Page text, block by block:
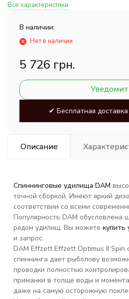
Все характеристики
В наличии:
Нет в наличии
5 726 грн.
✔ Бесплатная доставка
Описание
Спиннинговые удилища DAM
точной сборкой. Имеют яркий
соответствии со всеми
Популярность DAM обусловлена
рядом удилищ. Вы можете купить
и запрос.
DAM Effzett Effzett Optimus II Spin
спиннинга дает рыболову
проводки полностью
приманки в толще воды и
даже на самую осторожную